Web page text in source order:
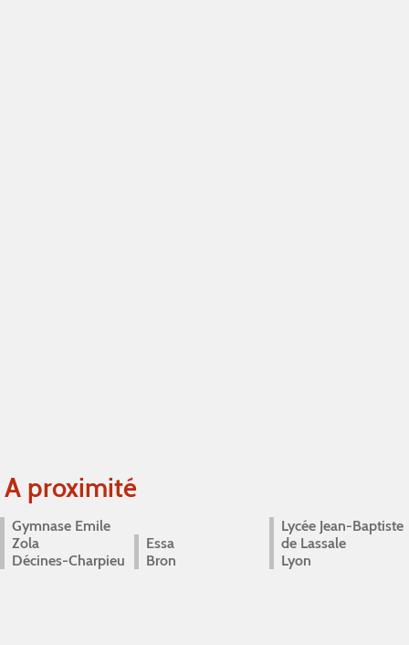
A proximité
Gymnase Emile
Zola
Décines-Charpieu
Essa
Bron
Lycée Jean-Baptiste
de Lassale
Lyon